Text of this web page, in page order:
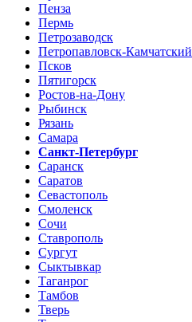
Пенза
Пермь
Петрозаводск
Петропавловск-Камчатский
Псков
Пятигорск
Ростов-на-Дону
Рыбинск
Рязань
Самара
Санкт-Петербург
Саранск
Саратов
Севастополь
Смоленск
Сочи
Ставрополь
Сургут
Сыктывкар
Таганрог
Тамбов
Тверь